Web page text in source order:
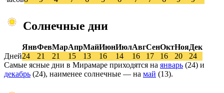
Солнечные дни
ЯнвФевМарАпрМайИюнИюлАвгСенОктНояДек
Дней24 21 21 15 13 16 14 16 17 16 20
24
Самые ясные дни в Мирамаре приходятся на январь (24) и
декабрь (24), наименее солнечные — на май (13).